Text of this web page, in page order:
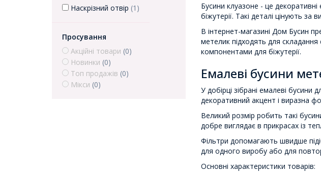
Наскрізний отвір (1)
Просування
Акційні товари (0)
Новинки (0)
Топ продажів (0)
Мікси (0)
Бусини клуазоне - це
біжутерії. Такі деталі цінують
В інтернет-магазині Дом Бусин
метелик підходять для
компонентами для біжутерії.
Емалеві бусини
У добірці зібрані емалеві
декоративний акцент і виразна
Великий розмір робить такі
добре виглядає в прикрасах із
Фільтри допомагають швидше
для одного виробу або для
Основні характеристики товарів: